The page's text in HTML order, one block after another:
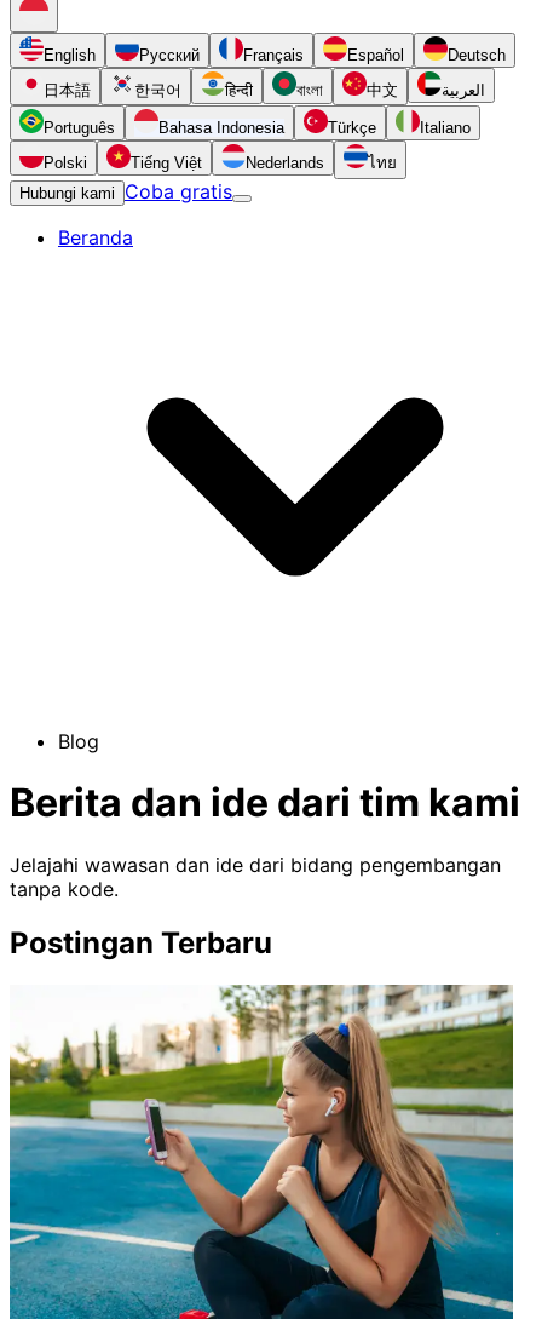
English Русский Français Español
Deutsch
日本語
한국어 हिन्दी বাংলা 中文 العربية
Português Bahasa Indonesia Türkçe
Italiano
Polski
Tiếng Việt Nederlands
ไทย
Hubungi kami
Coba gratis
Beranda
Blog
Berita dan ide dari tim kami
Jelajahi wawasan dan ide dari bidang pengembangan
tanpa kode.
Postingan Terbaru